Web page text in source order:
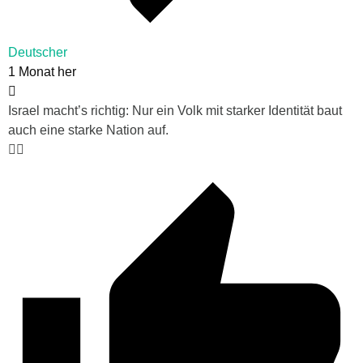
Deutscher
1 Monat her
Israel macht’s richtig: Nur ein Volk mit starker Identität baut
auch eine starke Nation auf.
👍🏻